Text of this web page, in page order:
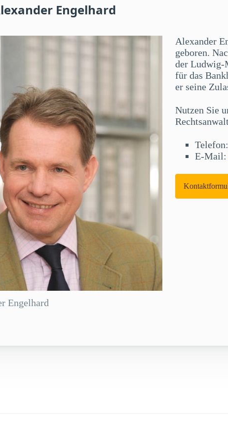
Engelhard
Engelhard
Alexander
geboren.
der Ludwig-
für das
er seine
Nutzen Sie
Telefon:
E-Mail: